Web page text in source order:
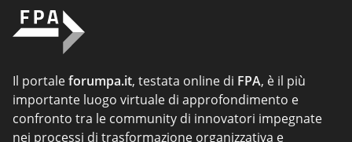
Il portaleforumpa.it, testata online di FPA, è il più
importante luogo virtuale di approfondimento e
confronto tra le community di innovatori impegnate
nei processi di trasformazione organizzativa e